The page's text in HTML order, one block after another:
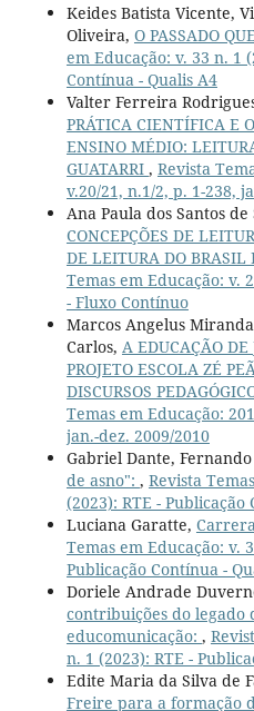
Keides Batista Vicente,
Oliveira, O PASSADO
em Educação: v. 33 n. 1
Contínua - Qualis A4
Valter Ferreira
PRÁTICA CIENTÍFICA E
ENSINO MÉDIO:
GUATARRI , Revista
v.20/21, n.1/2, p. 1-238,
Ana Paula dos Santos
CONCEPÇÕES DE
DE LEITURA DO BRASIL
Temas em Educação: v.
- Fluxo Contínuo
Marcos Angelus
Carlos, A EDUCAÇÃO DE
PROJETO ESCOLA ZÉ
DISCURSOS
Temas em Educação:
jan.-dez. 2009/2010
Gabriel Dante,
de asno": , Revista
(2023): RTE -
Luciana Garatte,
Temas em Educação: v.
Publicação Contínua -
Doriele Andrade
contribuições do legado
educomunicação: ,
n. 1 (2023): RTE -
Edite Maria da Silva de
Freire para a formação